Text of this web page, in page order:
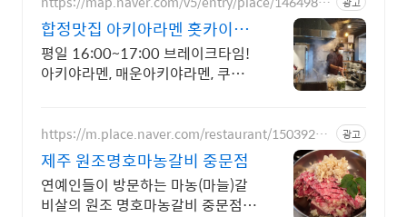
28
합정맛집 아키아라멘 홋카이도
장인 전수 미소라멘
평일 16:00~17:00 브레이크타임!
아키야라멘, 매운아키야라멘, 쿠로
https://m.place.naver.com/restaurant/15039274
51
광고
제주 원조명호마농갈비 중문점
연예인들이 방문하는 마농(마늘)갈
비살의 원조 명호마농갈비 중문점입